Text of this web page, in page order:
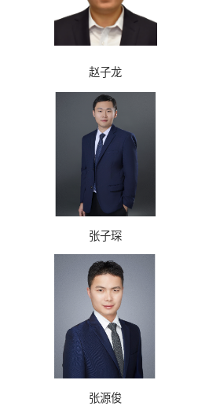
赵子龙
张子琛
张源俊